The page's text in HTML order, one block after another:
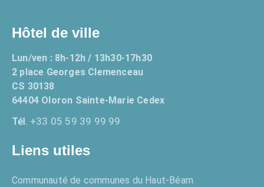
Hôtel de ville
Lun/ven : 8h-12h / 13h30-17h30
2 place Georges Clemenceau
CS 30138
64404 Oloron Sainte-Marie Cedex
Tél. +33 05 59 39 99 99
Liens utiles
Communauté de communes du Haut-Béarn